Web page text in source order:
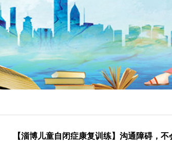
【淄博儿童自闭症康复训练】沟通障碍，